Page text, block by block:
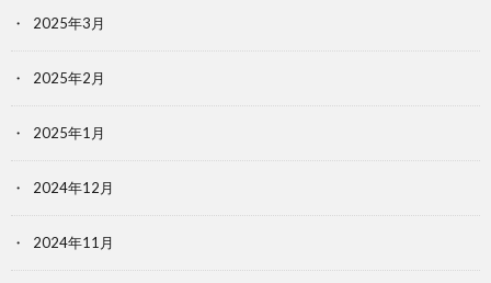
2025年3月
2025年2月
2025年1月
2024年12月
2024年11月